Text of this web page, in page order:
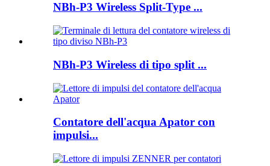
NBh-P3 Wireless Split-Type ...
NBh-P3 Wireless di tipo split ...
Contatore dell'acqua Apator con
impulsi...